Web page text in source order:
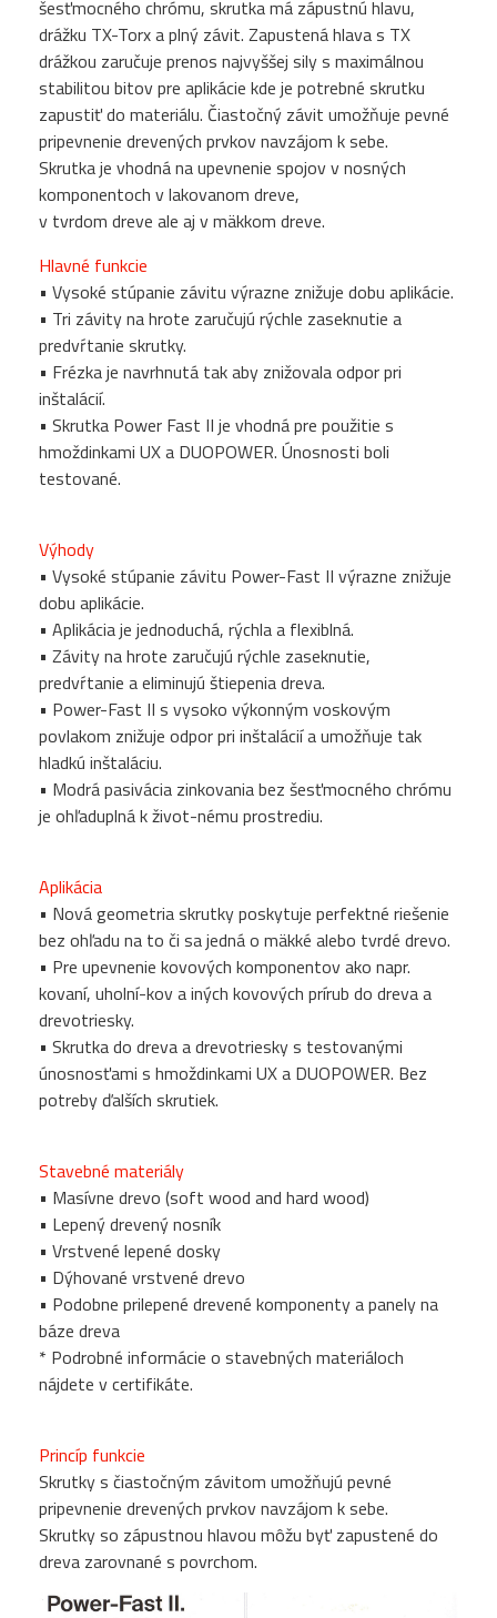
šesťmocného chrómu, skrutka má zápustnú hlavu,
drážku TX-Torx a plný závit. Zapustená hlava s TX
drážkou zaručuje prenos najvyššej sily s maximálnou
stabilitou bitov pre aplikácie kde je potrebné skrutku
zapustiť do materiálu. Čiastočný závit umožňuje pevné
pripevnenie drevených prvkov navzájom k sebe.
Skrutka je vhodná na upevnenie spojov v nosných
komponentoch v lakovanom dreve,
v tvrdom dreve ale aj v mäkkom dreve.
Hlavné funkcie
• Vysoké stúpanie závitu výrazne znižuje dobu aplikácie.
• Tri závity na hrote zaručujú rýchle zaseknutie a
predvŕtanie skrutky.
• Frézka je navrhnutá tak aby znižovala odpor pri
inštalácií.
• Skrutka Power Fast II je vhodná pre použitie s
hmoždinkami UX a DUOPOWER. Únosnosti boli
testované.
Výhody
• Vysoké stúpanie závitu Power-Fast II výrazne znižuje
dobu aplikácie.
• Aplikácia je jednoduchá, rýchla a flexiblná.
• Závity na hrote zaručujú rýchle zaseknutie,
predvŕtanie a eliminujú štiepenia dreva.
• Power-Fast II s vysoko výkonným voskovým
povlakom znižuje odpor pri inštalácií a umožňuje tak
hladkú inštaláciu.
• Modrá pasivácia zinkovania bez šesťmocného chrómu
je ohľaduplná k život-nému prostrediu.
Aplikácia
• Nová geometria skrutky poskytuje perfektné riešenie
bez ohľadu na to či sa jedná o mäkké alebo tvrdé drevo.
• Pre upevnenie kovových komponentov ako napr.
kovaní, uholní-kov a iných kovových prírub do dreva a
drevotriesky.
• Skrutka do dreva a drevotriesky s testovanými
únosnosťami s hmoždinkami UX a DUOPOWER. Bez
potreby ďalších skrutiek.
Stavebné materiály
• Masívne drevo (soft wood and hard wood)
• Lepený drevený nosník
• Vrstvené lepené dosky
• Dýhované vrstvené drevo
• Podobne prilepené drevené komponenty a panely na
báze dreva
* Podrobné informácie o stavebných materiáloch
nájdete v certifikáte.
Princíp funkcie
Skrutky s čiastočným závitom umožňujú pevné
pripevnenie drevených prvkov navzájom k sebe.
Skrutky so zápustnou hlavou môžu byť zapustené do
dreva zarovnané s povrchom.